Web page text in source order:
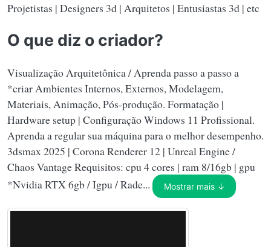
Projetistas | Designers 3d | Arquitetos | Entusiastas 3d | etc
O que diz o criador?
Visualização Arquitetônica / Aprenda passo a passo a
*criar Ambientes Internos, Externos, Modelagem,
Materiais, Animação, Pós-produção. Formatação |
Hardware setup | Configuração Windows 11 Profissional.
Aprenda a regular sua máquina para o melhor desempenho.
3dsmax 2025 | Corona Renderer 12 | Unreal Engine /
Chaos Vantage Requisitos: cpu 4 cores | ram 8/16gb | gpu
*Nvidia RTX 6gb / Igpu / Rade...
Mostrar mais ↓